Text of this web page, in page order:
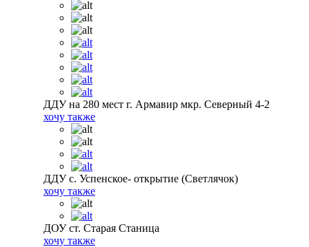
ДДУ на 280 мест г. Армавир мкр. Северный 4-2
хочу также
ДДУ с. Успенское- открытие (Светлячок)
хочу также
ДОУ ст. Старая Станица
хочу также